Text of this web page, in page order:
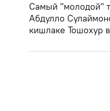
Самый "молодой"
Абдулло
кишлаке Тошохур